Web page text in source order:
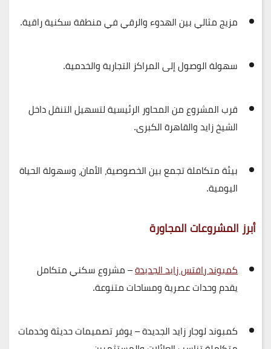
مزيج مثالي بينالهدوء والرقيفي منطقة سكنية راقية.
سهولة الوصول إلىالمراكز التجارية والخدمية.
قرب المشروع منالمحاور الرئيسيةلتسهيل التنقل داخل
الشيخ زايد والقاهرة الكبرى.
بيئة متكاملة تجمع بينالخصوصية، الأمان، وسهولة الحياة
اليومية.
أبرز المشروعات المجاورة
كمبوند رافتس زايد الجديدة– مشروع سكني متكامل
يقدم وحدات عصرية ومساحات متنوعة.
كمبوند لوجار زايد الجديدة– يوفر تصميمات حديثة وخدمات